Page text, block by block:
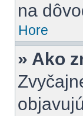
na
Hore
» Ako